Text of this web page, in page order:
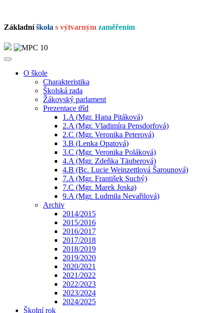
Základníškola s výtvarným zaměřením
O škole
Charakteristika
Školská rada
Žákovský parlament
Prezentace tříd
1.A (Mgr. Hana Pitáková)
2.A (Mgr. Vladimíra Pensdorfová)
2.C (Mgr. Veronika Peterová)
3.B (Lenka Opatová)
3.C (Mgr. Veronika Poláková)
4.A (Mgr. Zdeňka Täuberová)
4.B (Bc. Lucie Weinzettlová Šarounová)
7.A (Mgr. František Suchý)
7.C (Mgr. Marek Joska)
9.A (Mgr. Ludmila Nevařilová)
Archiv
2014/2015
2015/2016
2016/2017
2017/2018
2018/2019
2019/2020
2020/2021
2021/2022
2022/2023
2023/2024
2024/2025
Školní rok